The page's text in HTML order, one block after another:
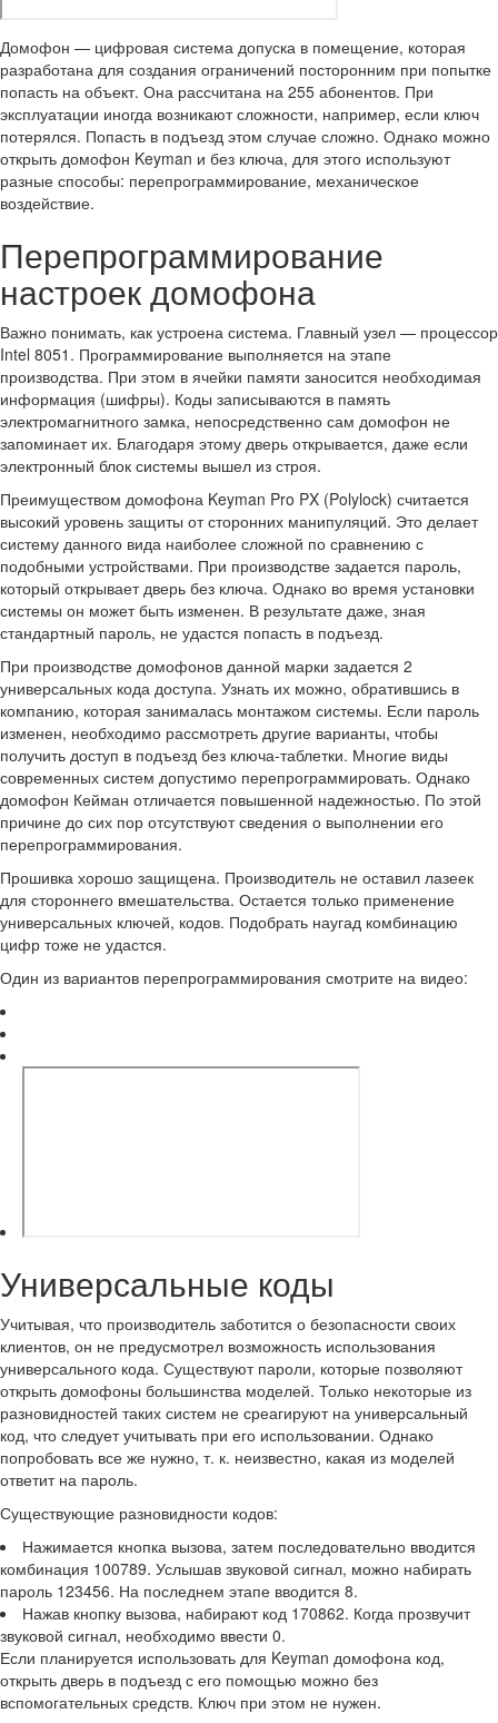
Домофон — цифровая система допуска в помещение, которая
разработана для создания ограничений посторонним при попытке
попасть на объект. Она рассчитана на 255 абонентов. При
эксплуатации иногда возникают сложности, например, если ключ
потерялся. Попасть в подъезд этом случае сложно. Однако можно
открыть домофон Keyman и без ключа, для этого используют
разные способы: перепрограммирование, механическое
воздействие.
Перепрограммирование
настроек домофона
Важно понимать, как устроена система. Главный узел — процессор
Intel 8051. Программирование выполняется на этапе
производства. При этом в ячейки памяти заносится необходимая
информация (шифры). Коды записываются в память
электромагнитного замка, непосредственно сам домофон не
запоминает их. Благодаря этому дверь открывается, даже если
электронный блок системы вышел из строя.
Преимуществом домофона Keyman Pro PX (Polylock) считается
высокий уровень защиты от сторонних манипуляций. Это делает
систему данного вида наиболее сложной по сравнению с
подобными устройствами. При производстве задается пароль,
который открывает дверь без ключа. Однако во время установки
системы он может быть изменен. В результате даже, зная
стандартный пароль, не удастся попасть в подъезд.
При производстве домофонов данной марки задается 2
универсальных кода доступа. Узнать их можно, обратившись в
компанию, которая занималась монтажом системы. Если пароль
изменен, необходимо рассмотреть другие варианты, чтобы
получить доступ в подъезд без ключа-таблетки. Многие виды
современных систем допустимо перепрограммировать. Однако
домофон Кейман отличается повышенной надежностью. По этой
причине до сих пор отсутствуют сведения о выполнении его
перепрограммирования.
Прошивка хорошо защищена. Производитель не оставил лазеек
для стороннего вмешательства. Остается только применение
универсальных ключей, кодов. Подобрать наугад комбинацию
цифр тоже не удастся.
Один из вариантов перепрограммирования смотрите на видео:
Универсальные коды
Учитывая, что производитель заботится о безопасности своих
клиентов, он не предусмотрел возможность использования
универсального кода. Существуют пароли, которые позволяют
открыть домофоны большинства моделей. Только некоторые из
разновидностей таких систем не среагируют на универсальный
код, что следует учитывать при его использовании. Однако
попробовать все же нужно, т. к. неизвестно, какая из моделей
ответит на пароль.
Существующие разновидности кодов:
Нажимается кнопка вызова, затем последовательно вводится
комбинация 100789. Услышав звуковой сигнал, можно набирать
пароль 123456. На последнем этапе вводится 8.
Нажав кнопку вызова, набирают код 170862. Когда прозвучит
звуковой сигнал, необходимо ввести 0.
Если планируется использовать для Keyman домофона код,
открыть дверь в подъезд с его помощью можно без
вспомогательных средств. Ключ при этом не нужен.